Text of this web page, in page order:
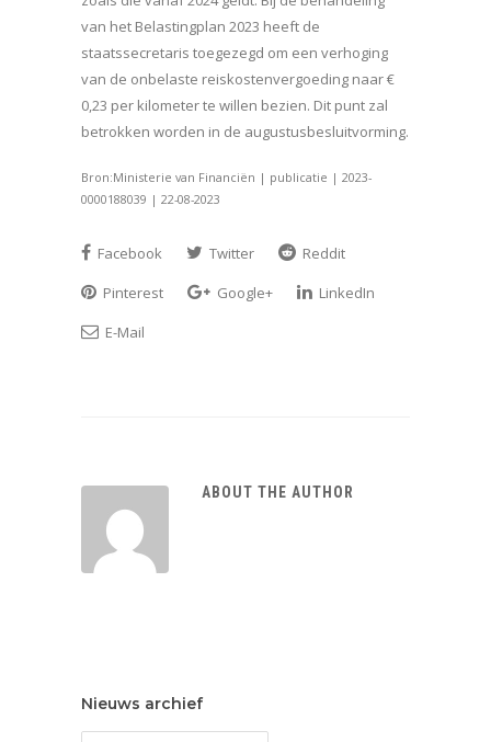
van het Belastingplan 2023 heeft de
staatssecretaris toegezegd om een verhoging
van de onbelaste reiskostenvergoeding naar €
0,23 per kilometer te willen bezien. Dit punt zal
betrokken worden in de augustusbesluitvorming.
Bron:Ministerie van Financiën | publicatie | 2023-
0000188039 | 22-08-2023
Facebook Twitter
Reddit
Pinterest
Google+
LinkedIn
E-Mail
ABOUT THE AUTHOR
Nieuws archief